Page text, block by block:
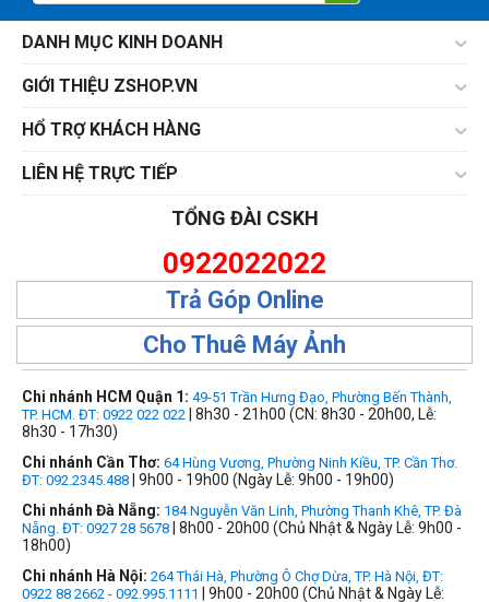
DANH MỤC KINH DOANH
GIỚI THIỆU ZSHOP.VN
HỔ TRỢ KHÁCH HÀNG
LIÊN HỆ TRỰC TIẾP
TỔNG ĐÀI CSKH
0922022022
Trả Góp Online
Cho Thuê Máy Ảnh
Chi nhánh HCM Quận 1: 49-51 Trần Hưng Đạo, Phường Bến Thành,
TP. HCM. ĐT: 0922 022 022 | 8h30 - 21h00 (CN: 8h30 - 20h00, Lễ:
8h30 - 17h30)
Chi nhánh Cần Thơ: 64 Hùng Vương, Phường Ninh Kiều, TP. Cần Thơ.
ĐT: 092.2345.488 | 9h00 - 19h00 (Ngày Lễ: 9h00 - 19h00)
Chi nhánh Đà Nẵng: 184 Nguyễn Văn Linh, Phường Thanh Khê, TP. Đà
Nẵng. ĐT: 0927 28 5678 | 8h00 - 20h00 (Chủ Nhật & Ngày Lễ: 9h00 -
18h00)
Chi nhánh Hà Nội: 264 Thái Hà, Phường Ô Chợ Dừa, TP. Hà Nội, ĐT:
0922 88 2662 - 092.995.1111
| 9h00 - 20h00 (Chủ Nhật & Ngày Lễ: